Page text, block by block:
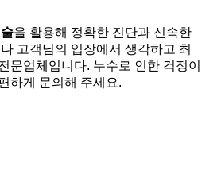
을 활용해 정확한 진단과 신속한
고객님의 입장에서 생각하고 최
문업체입니다. 누수로 인한 걱정이
하게 문의해 주세요.